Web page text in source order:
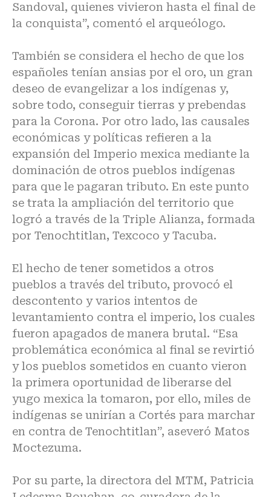
Sandoval, quienes vivieron hasta el final de
la conquista”, comentó el arqueólogo.
También se considera el hecho de que los
españoles tenían ansias por el oro, un gran
deseo de evangelizar a los indígenas y,
sobre todo, conseguir tierras y prebendas
para la Corona. Por otro lado, las causales
económicas y políticas refieren a la
expansión del Imperio mexica mediante la
dominación de otros pueblos indígenas
para que le pagaran tributo. En este punto
se trata la ampliación del territorio que
logró a través de la Triple Alianza, formada
por Tenochtitlan, Texcoco y Tacuba.
El hecho de tener sometidos a otros
pueblos a través del tributo, provocó el
descontento y varios intentos de
levantamiento contra el imperio, los cuales
fueron apagados de manera brutal. “Esa
problemática económica al final se revirtió
y los pueblos sometidos en cuanto vieron
la primera oportunidad de liberarse del
yugo mexica la tomaron, por ello, miles de
indígenas se unirían a Cortés para marchar
en contra de Tenochtitlan”, aseveró Matos
Moctezuma.
Por su parte, la directora del MTM, Patricia